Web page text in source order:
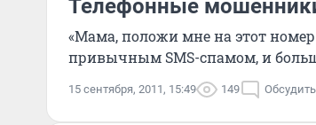
Телефонные
«Мама, положи мне на этот
привычным SMS-спамом, и
15 сентября, 2011, 15:49 149 Обсудить